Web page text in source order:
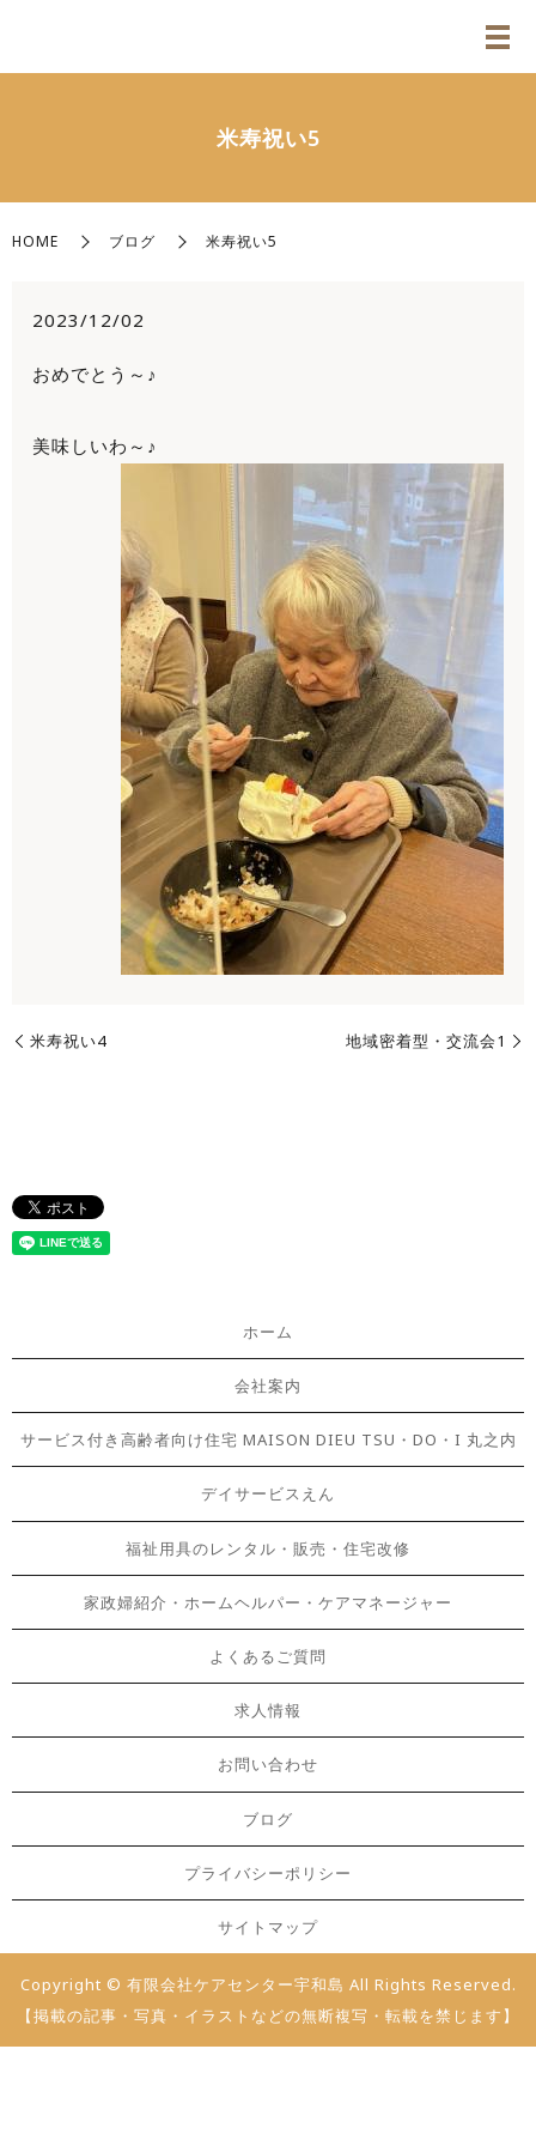
米寿祝い5
HOME ブログ 米寿祝い5
2023/12/02
おめでとう～♪
美味しいわ～♪
米寿祝い4 地域密着型・交流会1
ホーム
会社案内
サービス付き高齢者向け住宅 MAISON DIEU TSU・DO・I 丸之内
デイサービスえん
福祉用具のレンタル・販売・住宅改修
家政婦紹介・ホームヘルパー・ケアマネージャー
よくあるご質問
求人情報
お問い合わせ
ブログ
プライバシーポリシー
サイトマップ
Copyright © 有限会社ケアセンター宇和島 All Rights Reserved.
【掲載の記事・写真・イラストなどの無断複写・転載を禁じます】